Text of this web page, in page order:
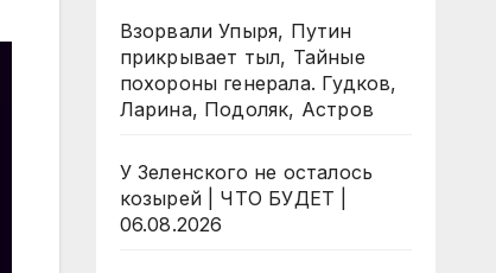
Взорвали Упыря, Путин
прикрывает тыл, Тайные
похороны генерала. Гудков,
Ларина, Подоляк, Астров
У Зеленского не осталось
козырей | ЧТО БУДЕТ |
06.08.2026